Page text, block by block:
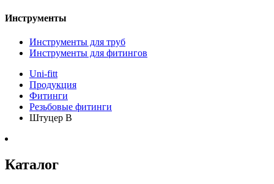
Инструменты
Инструменты для труб
Инструменты для фитингов
Uni-fitt
Продукция
Фитинги
Резьбовые фитинги
Штуцер B
Каталог